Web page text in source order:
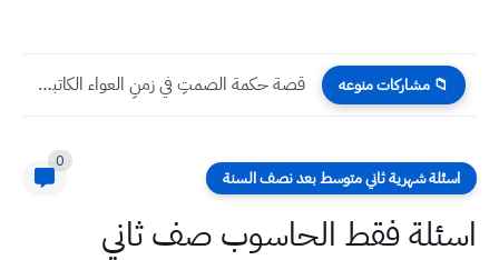
📁 مشاركات منوعه قصة حكمة الصمتِ في زمنِ العواء الكاتبة : المدرسة سوسن...
اسئلة شهرية ثاني متوسط بعد نصف السنة
0
اسئلة فقط الحاسوب صف ثاني